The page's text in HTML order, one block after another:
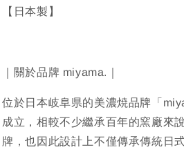
【日本製】
｜關於品牌 miyama.｜
位於日本岐阜県的美濃焼品牌「
成立，相較不少繼承百年的窯廠來
牌，也因此設計上不僅傳承傳統日